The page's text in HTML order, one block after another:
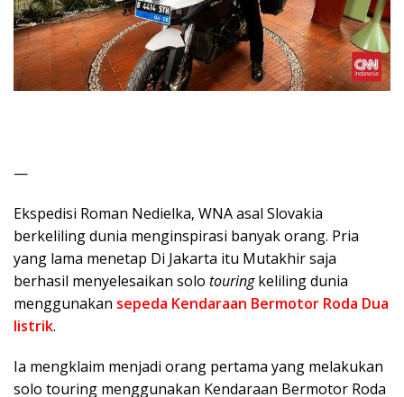
—
Ekspedisi Roman Nedielka, WNA asal Slovakia
berkeliling dunia menginspirasi banyak orang. Pria
yang lama menetap Di Jakarta itu Mutakhir saja
berhasil menyelesaikan solo touringkeliling dunia
menggunakan sepeda Kendaraan Bermotor Roda Dua
listrik.
Ia mengklaim menjadi orang pertama yang melakukan
solo touring menggunakan Kendaraan Bermotor Roda